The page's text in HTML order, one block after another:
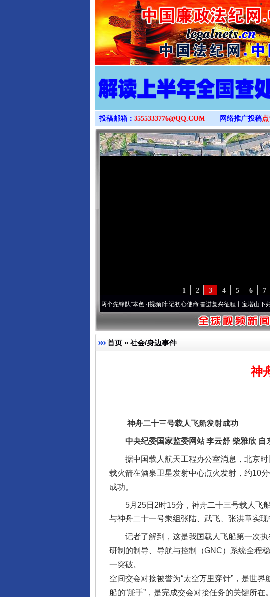
>
投稿邮箱： 3555333776@QQ.COM 网络推广投稿
7
6
5
4
3
2
1
永葆“两个先锋队”本色·[视频]牢记初心使命 奋进复兴征程丨宝塔山下好光景..·[
首页 » 社会/身边事件
神
神舟二十三号载人飞船发射成功
中央纪委国家监委网站 李云舒 柴雅欣 自
据中国载人航天工程办公室消息，北京时
载火箭在酒泉卫星发射中心点火发射，约10
成功。
5月25日2时15分，神舟二十三号载人飞船
与神舟二十一号乘组张陆、武飞、张洪章实现
记者了解到，这是我国载人飞船第一次执
研制的制导、导航与控制（GNC）系统全程
一突破。
空间交会对接被誉为“太空万里穿针”，是世
船的“舵手”，是完成交会对接任务的关键所
完善运行机制助力责任有效落实